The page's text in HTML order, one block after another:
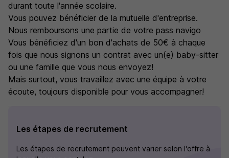
durant toute l'année scolaire.
Vous pouvez bénéficier de la mutuelle d'entreprise.
Nous remboursons une partie de votre pass navigo
Vous bénéficiez d'un bon d'achats de 50€ à chaque
fois que nous signons un contrat avec un(e) baby-sitter
ou une famille que vous nous envoyez!
Mais surtout, vous travaillez avec une équipe à votre
écoute, toujours disponible pour vous accompagner!
Les étapes de recrutement
Les étapes de recrutement peuvent varier selon l'offre à